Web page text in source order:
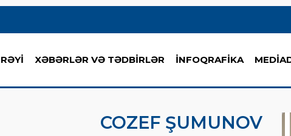
XƏBƏRLƏR VƏ TƏDBİRLƏR İNFOQRAFİKA
COZEF ŞUMUNOV